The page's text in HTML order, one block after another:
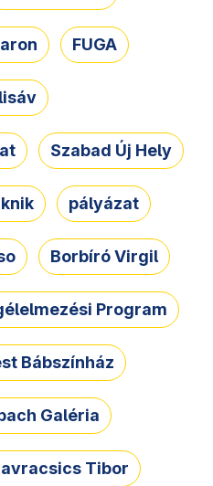
FUGA
Szabad Új Hely
pályázat
Borbíró Virgil
Program
Bábszínház
Galéria
Tibor